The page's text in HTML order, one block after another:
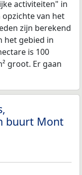
activiteiten" in
van het
zijn berekend
het gebied in
is 100
groot. Er gaan
buurt Mont